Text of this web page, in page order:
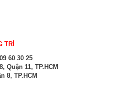
TRÍ
60 30 25
Quận 11, TP.HCM
8, TP.HCM